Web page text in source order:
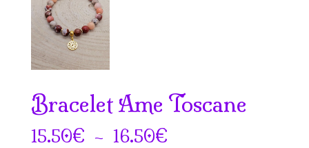
Bracelet Ame Toscane
15.50€ – 16.50€Plage